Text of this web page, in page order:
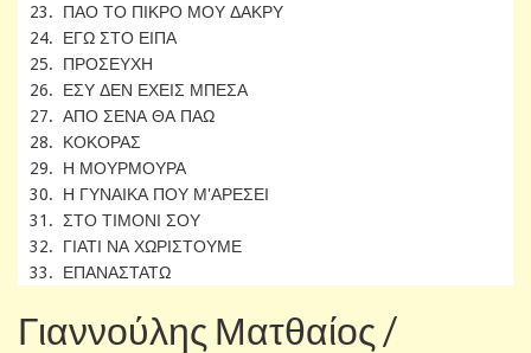
23. ΠΑΟ ΤΟ ΠΙΚΡΟ ΜΟΥ ΔΑΚΡΥ
24. ΕΓΩ ΣΤΟ ΕΙΠΑ
25. ΠΡΟΣΕΥΧΗ
26. ΕΣΥ ΔΕΝ ΕΧΕΙΣ ΜΠΕΣΑ
27. ΑΠΟ ΣΕΝΑ ΘΑ ΠΑΩ
28. ΚΟΚΟΡΑΣ
29. Η ΜΟΥΡΜΟΥΡΑ
30. Η ΓΥΝΑΙΚΑ ΠΟΥ Μ'ΑΡΕΣΕΙ
31. ΣΤΟ ΤΙΜΟΝΙ ΣΟΥ
32. ΓΙΑΤΙ ΝΑ ΧΩΡΙΣΤΟΥΜΕ
33. ΕΠΑΝΑΣΤΑΤΩ
Γιαννούλης Ματθαίος /